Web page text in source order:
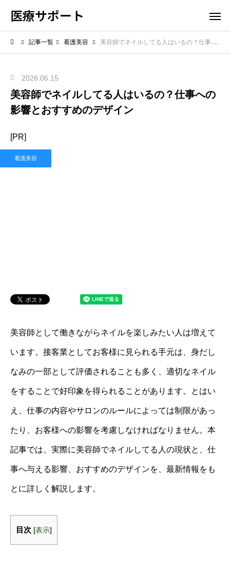
医療サポート
記事一覧 看護美容 美容師でネイルしてる人はいるの？仕事への影響とおすすめのデザイン
2026.06.15
美容師でネイルしてる人はいるの？仕事への
影響とおすすめのデザイン
[PR]
看護美容
美容師として働きながらネイルを楽しみたい人は増えて
います。接客業としてお客様に見られる手元は、身だし
なみの一部として評価されることも多く、適切なネイル
をすることで好印象を得られることがあります。とはい
え、仕事の内容やサロンのルールによっては制限があっ
たり、お客様への影響を考慮しなければなりません。本
記事では、実際に美容師でネイルしてる人の現状と、仕
事へ与える影響、おすすめのデザインを、最新情報をも
とに詳しく解説します。
目次 [表示]